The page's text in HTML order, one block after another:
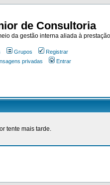
de Consultoria
da gestão interna aliada à
Grupos
Registrar
privadas Entrar
tente mais tarde.